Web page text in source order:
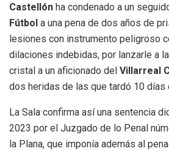
Castellón ha condenado a un
Fútbol a una pena de dos años de
lesiones con instrumento peligroso
dilaciones indebidas, por lanzarle a
cristal a un aficionado del Villarreal
dos heridas de las que tardó 10 días
La Sala confirma así una sentencia
2023 por el Juzgado de lo Penal
la Plana, que imponía además al